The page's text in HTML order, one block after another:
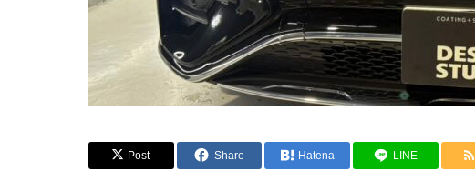
Post Share Hatena LINE